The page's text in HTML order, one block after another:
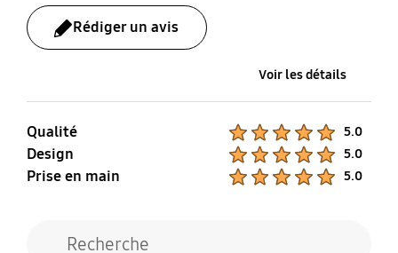
Rédiger un avis
Voir les détails
Qualité 5.0
Design 5.0
Prise en main 5.0